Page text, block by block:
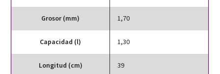
Grosor (mm) 1,70
Capacidad (l) 1,30
Longitud (cm) 39